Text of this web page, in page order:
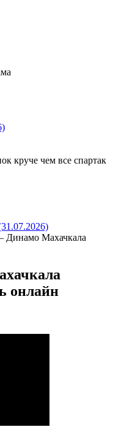
круче чем все спартак
Динамо Махачкала
онлайн